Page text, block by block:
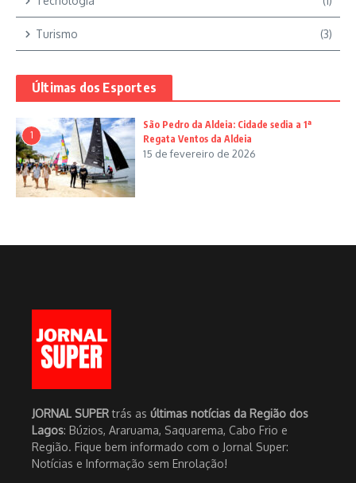
Turismo (3)
Últimas dos Esportes
1
São Pedro da Aldeia: Cidade sedia a 1ª
Regata Ventos da Aldeia
15 de fevereiro de 2026
JORNAL SUPERtrás as últimas notícias da Região dos
Lagos: Búzios, Araruama, Saquarema, Cabo Frio e
Região. Fique bem informado com o Jornal Super:
Notícias e Informação sem Enrolação!